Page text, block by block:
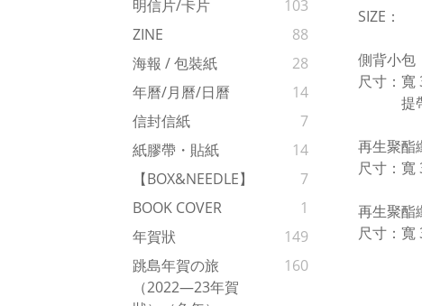
明信片/卡片
103
ZINE
88
海報 / 包裝紙
28
年曆/月曆/日曆
14
信封信紙
7
紙膠帶・貼紙
14
【BOX&NEEDLE】
7
BOOK COVER
1
年賀狀
149
跳島年賀の旅
（2022—23年賀
160
SIZE：
側背小包
尺寸：寬
提帶
再生聚酯
尺寸：寬
再生聚酯
尺寸：寬